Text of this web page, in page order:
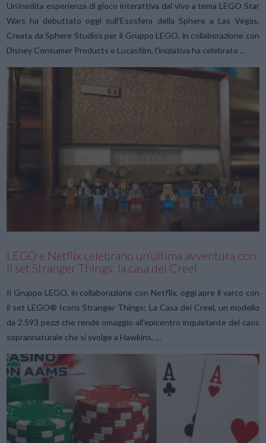
VIEW POST
Un’inedita esperienza di gioco interattiva dal vivo a tema LEGO Star
Wars ha debuttato oggi sull’Esosfera della Sphere a Las Vegas.
Creata da Sphere Studios per il Gruppo LEGO, in collaborazione con
Disney Consumer Products e Lucasfilm, l’iniziativa ha celebrato …
LEGO e Netflix celebrano un’ultima avventura con
il set Stranger Things: la casa dei Creel
Il Gruppo LEGO, in collaborazione con Netflix, oggi apre il varco con
il set LEGO® Icons Stranger Things: La Casa dei Creel, un modello
da 2.593 pezzi che rende omaggio all’epicentro inquietante del caos
soprannaturale che si svolge a Hawkins, …